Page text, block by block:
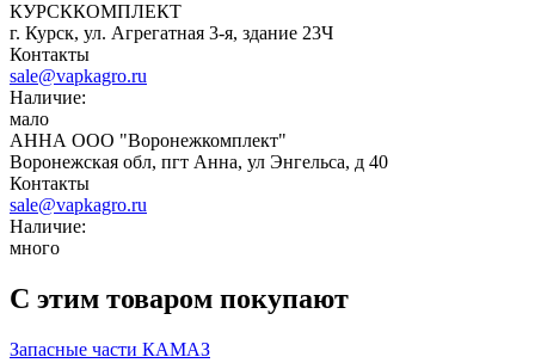
КУРСККОМПЛЕКТ
г. Курск, ул. Агрегатная 3-я, здание 23Ч
Контакты
sale@vapkagro.ru
Наличие:
мало
АННА ООО "Воронежкомплект"
Воронежская обл, пгт Анна, ул Энгельса, д 40
Контакты
sale@vapkagro.ru
Наличие:
много
С этим товаром покупают
Запасные части КАМАЗ